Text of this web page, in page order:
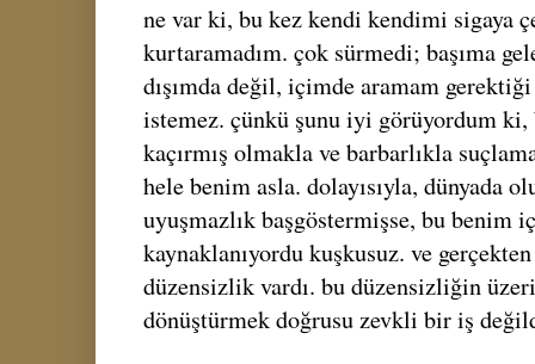
ne var ki, bu kez kendi kendimi sigaya
kurtaramadım. çok sürmedi; başıma
dışımda değil, içimde aramam
istemez. çünkü şunu iyi görüyordum ki,
kaçırmış olmakla ve barbarlıkla
hele benim asla. dolayısıyla, dünyada
uyuşmazlık başgöstermişse, bu
kaynaklanıyordu kuşkusuz. ve
düzensizlik vardı. bu düzensizliğin
dönüştürmek doğrusu zevkli bir iş